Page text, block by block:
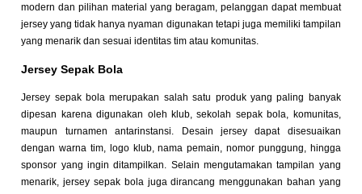
modern dan pilihan material yang beragam, pelanggan dapat membuat
jersey yang tidak hanya nyaman digunakan tetapi juga memiliki tampilan
yang menarik dan sesuai identitas tim atau komunitas.
Jersey Sepak Bola
Jersey sepak bola merupakan salah satu produk yang paling banyak
dipesan karena digunakan oleh klub, sekolah sepak bola, komunitas,
maupun turnamen antarinstansi. Desain jersey dapat disesuaikan
dengan warna tim, logo klub, nama pemain, nomor punggung, hingga
sponsor yang ingin ditampilkan. Selain mengutamakan tampilan yang
menarik, jersey sepak bola juga dirancang menggunakan bahan yang